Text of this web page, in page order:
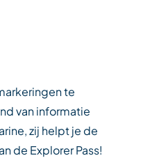
te
van informatie
zij helpt je de
de Explorer Pass!